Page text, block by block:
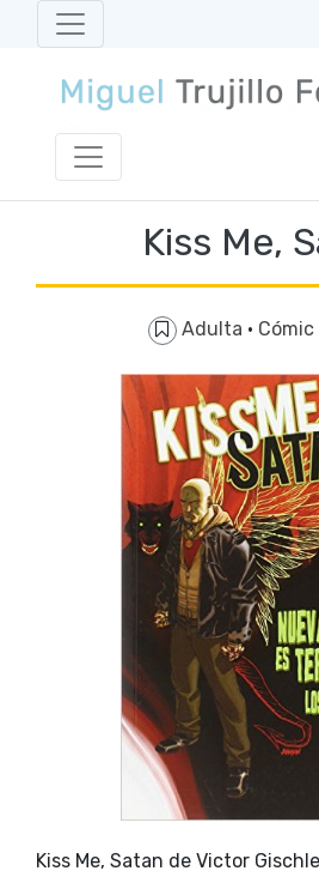
Kiss Me,
Adulta · Cómic
Kiss Me, Satan de Victor